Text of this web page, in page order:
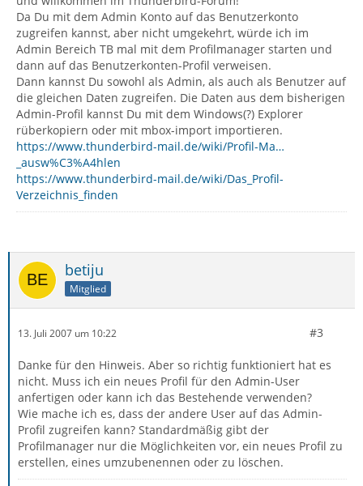
Da Du mit dem Admin Konto auf das Benutzerkonto
zugreifen kannst, aber nicht umgekehrt, würde ich im
Admin Bereich TB mal mit dem Profilmanager starten und
dann auf das Benutzerkonten-Profil verweisen.
Dann kannst Du sowohl als Admin, als auch als Benutzer auf
die gleichen Daten zugreifen. Die Daten aus dem bisherigen
Admin-Profil kannst Du mit dem Windows(?) Explorer
rüberkopiern oder mit mbox-import importieren.
https://www.thunderbird-mail.de/wiki/Profil-Ma…
_ausw%C3%A4hlen
https://www.thunderbird-mail.de/wiki/Das_Profil-
Verzeichnis_finden
betiju
Mitglied
13. Juli 2007 um 10:22 #3
Danke für den Hinweis. Aber so richtig funktioniert hat es
nicht. Muss ich ein neues Profil für den Admin-User
anfertigen oder kann ich das Bestehende verwenden?
Wie mache ich es, dass der andere User auf das Admin-
Profil zugreifen kann? Standardmäßig gibt der
Profilmanager nur die Möglichkeiten vor, ein neues Profil zu
erstellen, eines umzubenennen oder zu löschen.